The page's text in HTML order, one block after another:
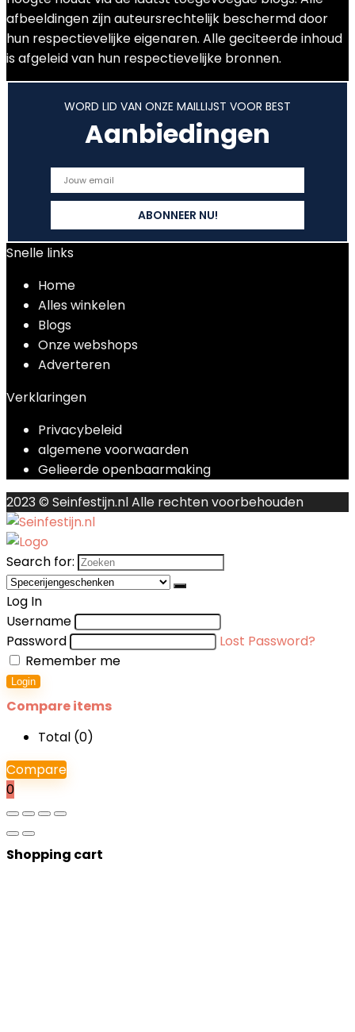
afbeeldingen zijn auteursrechtelijk beschermd door
hun respectievelijke eigenaren. Alle geciteerde inhoud
is afgeleid van hun respectievelijke bronnen.
WORD LID VAN ONZE MAILLIJST VOOR BEST
Aanbiedingen
Snelle links
Home
Alles winkelen
Blogs
Onze webshops
Adverteren
Verklaringen
Privacybeleid
algemene voorwaarden
Gelieerde openbaarmaking
2023 © Seinfestijn.nl Alle rechten voorbehouden
Search for:
Log In
Username
Password
Lost Password?
Remember me
Login
Compare items
Total (0)
Compare
0
Shopping cart